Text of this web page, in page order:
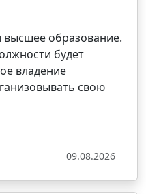
высшее образование.
будет
владение
свою
09.08.2026